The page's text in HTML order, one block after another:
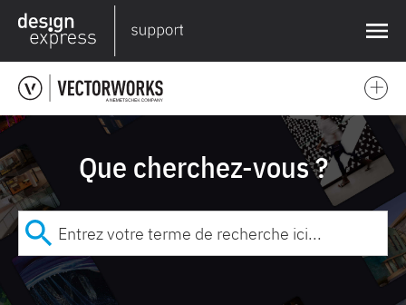
❌
Que cherchez-vous ?